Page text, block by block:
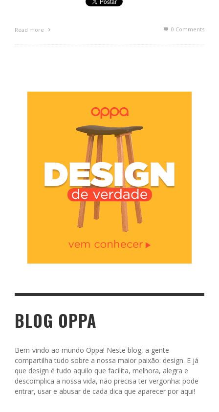
Read more 0 Comments
BLOG OPPA
Bem-vindo ao mundo Oppa! Neste blog, a gente
compartilha tudo sobre a nossa maior paixão: design. E já
que design é tudo aquilo que facilita, melhora, alegra e
descomplica a nossa vida, não precisa ter vergonha: pode
entrar, usar e abusar de cada dica que aparecer por aqui!